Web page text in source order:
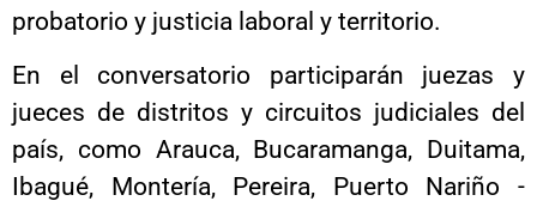
probatorio y justicia laboral y territorio.
En el conversatorio participarán juezas y
jueces de distritos y circuitos judiciales del
país, como Arauca, Bucaramanga, Duitama,
Ibagué, Montería, Pereira, Puerto Nariño -